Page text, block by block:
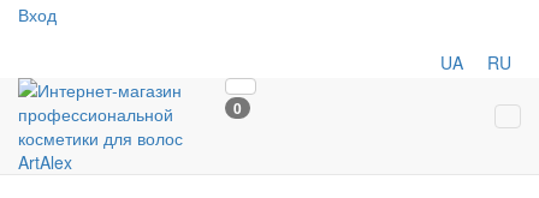
Вход
UA RU
0